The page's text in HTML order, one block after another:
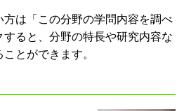
は「この分野の学問内容を調べ
すると、分野の特長や研究内容な
とができます。